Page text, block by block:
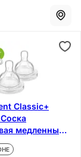
Classic+
медленный
2 шт